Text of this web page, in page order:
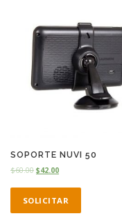
SOPORTE NUVI 50
$60.00 $42.00
SOLICITAR